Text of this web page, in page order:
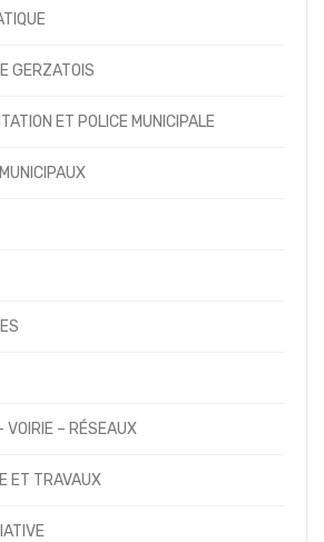
GERZATOIS
ET POLICE MUNICIPALE
VOIRIE – RÉSEAUX
ET TRAVAUX